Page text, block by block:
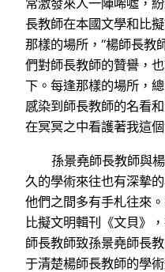
常激發來人一陣唏噓，
長教師在本國文學和比
那樣的場所，“楊師長教
們對師長教師的贊譽，
下。每逢那樣的場所，
感染到師長教師的名看
在冥冥之中看護著我這個
孫景堯師長教師與
久的學術來往也有深摯
他們之間多有手札往來
比擬文明輯刊《文貝》
師長教師致孫景堯師長
于清楚楊師長教師的學